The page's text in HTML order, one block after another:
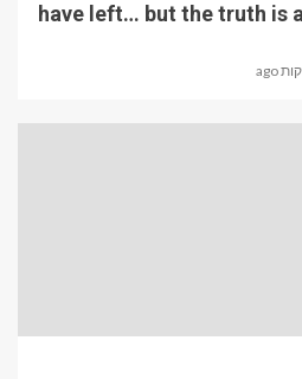
have left… but the truth is